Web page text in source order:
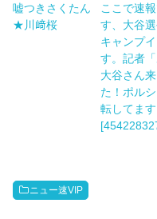
嘘つきさくたん
★川﨑桜
ここで速
す、大谷
キャンプ
す。記者「
大谷さん
た！ポル
転してます
ニュー速VIP